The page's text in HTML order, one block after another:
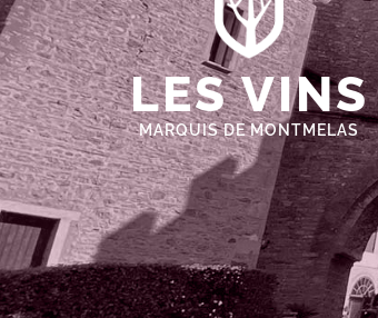
LES VINS
MARQUIS DE MONTMELAS